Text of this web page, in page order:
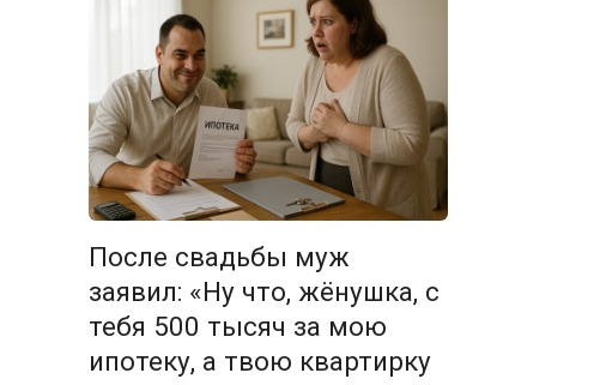
После свадьбы муж
заявил: «Ну что, жёнушка, с
тебя 500 тысяч за мою
ипотеку, а твою квартирку